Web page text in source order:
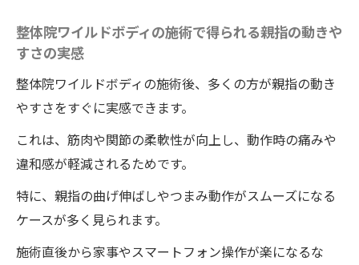
親指の痛み予防に役立つ日常セルフ整体法
親指がスムーズに動くためのセルフ整体術
案
グーパー体操と整体の効果的な活用法
整体とグーパー体操で親指痛みをケアする
コツ
グーパー体操と整体の併用で指が軽くなる
整体院ワイルドボディの施術で得られる親指の動きや
すさの実感
整体院ワイルドボディの施術後、多くの方が親指の動き
やすさをすぐに実感できます。
これは、筋肉や関節の柔軟性が向上し、動作時の痛みや
違和感が軽減されるためです。
特に、親指の曲げ伸ばしやつまみ動作がスムーズになる
ケースが多く見られます。
施術直後から家事やスマートフォン操作が楽になるな